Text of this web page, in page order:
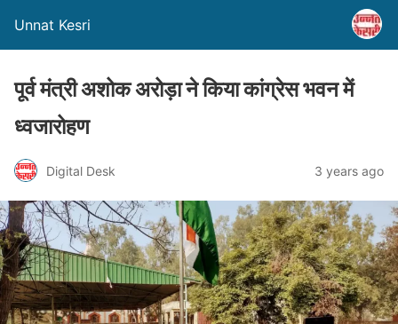
Unnat Kesri
पूर्व मंत्री अशोक अरोड़ा ने किया कांग्रेस भवन में
ध्वजारोहण
Digital Desk 3 years ago